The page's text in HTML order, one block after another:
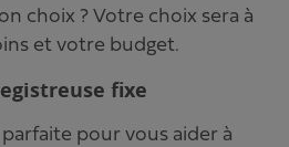
choix ? Votre choix sera à
et votre budget.
fixe
pour vous aider à